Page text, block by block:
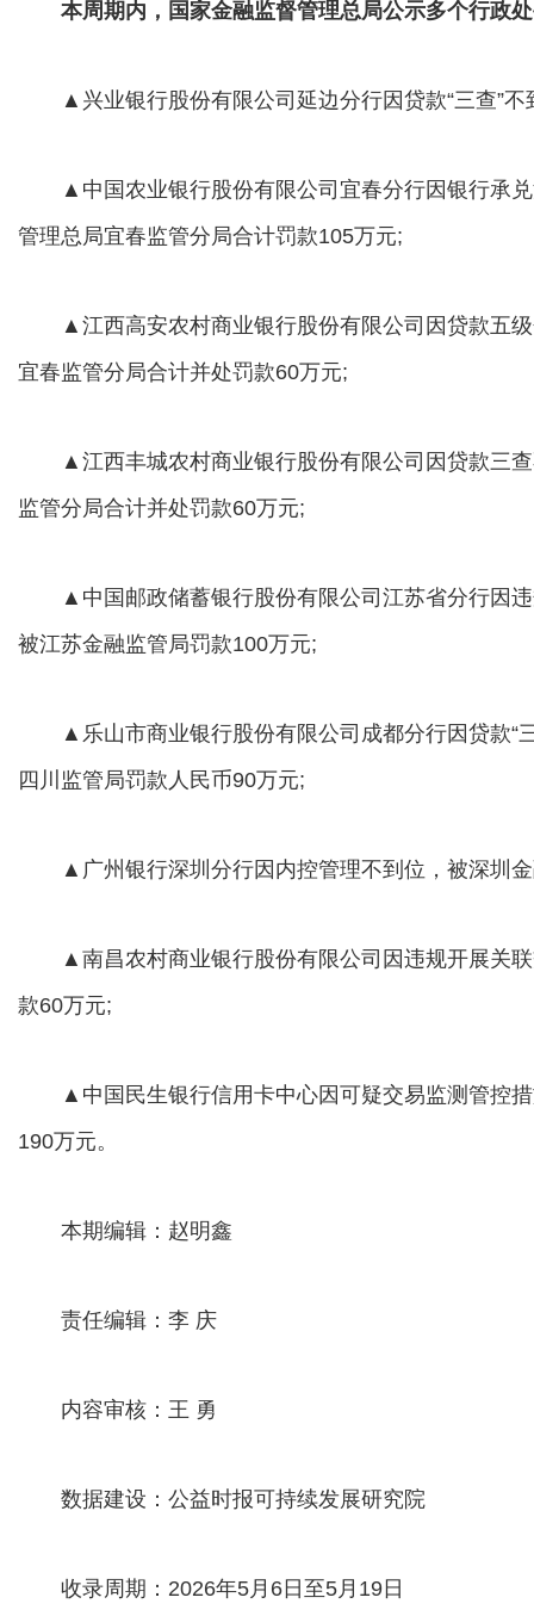
本周期内，国家金融监督管理总局公示多个行政
▲兴业银行股份有限公司延边分行因贷款“三查”不
▲中国农业银行股份有限公司宜春分行因银行承兑
管理总局宜春监管分局合计罚款105万元;
▲江西高安农村商业银行股份有限公司因贷款五级
宜春监管分局合计并处罚款60万元;
▲江西丰城农村商业银行股份有限公司因贷款三查
监管分局合计并处罚款60万元;
▲中国邮政储蓄银行股份有限公司江苏省分行因违
被江苏金融监管局罚款100万元;
▲乐山市商业银行股份有限公司成都分行因贷款“
四川监管局罚款人民币90万元;
▲广州银行深圳分行因内控管理不到位，被深圳金
▲南昌农村商业银行股份有限公司因违规开展关联
款60万元;
▲中国民生银行信用卡中心因可疑交易监测管控措
190万元。
本期编辑：赵明鑫
责任编辑：李 庆
内容审核：王 勇
数据建设：公益时报可持续发展研究院
收录周期：2026年5月6日至5月19日